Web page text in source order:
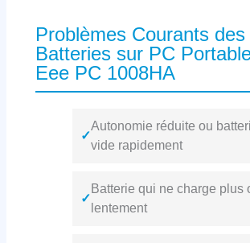
Problèmes Courants des
Batteries sur PC
Eee PC 1008HA
✓
Autonomie réduite ou
vide rapidement
✓
Batterie qui ne charge plus
lentement